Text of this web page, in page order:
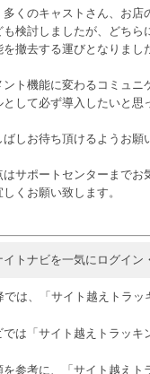
多くのキャストさん、お
も検討しましたが、どち
を撤去する運びとなりまし
ント機能に変わるコミュ
として必ず導入したいと思
ばしお待ち頂けるようお願
はサポートセンターまでお
くお願い致します。
イトナビを一気にログイン
では、「サイト越えトラ
は「サイト越えトラッ
を参考に、「サイト越え